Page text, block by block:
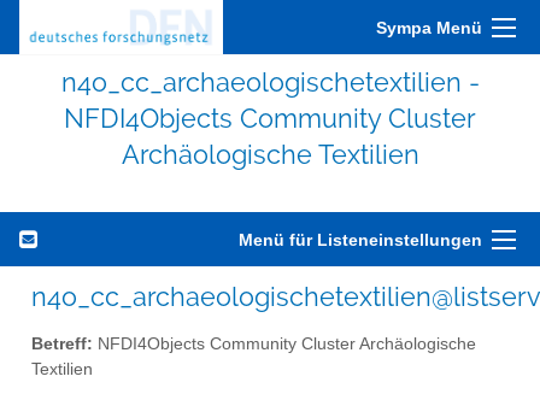
Sympa Menü
n4o_cc_archaeologischetextilien -
NFDI4Objects Community Cluster
Archäologische Textilien
Menü für Listeneinstellungen
Betreff: NFDI4Objects Community Cluster Archäologische
Textilien